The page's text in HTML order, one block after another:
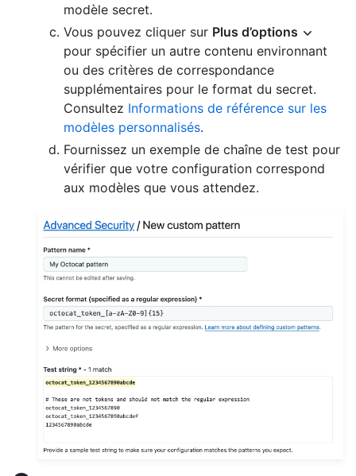
modèle secret.
Vous pouvez cliquer sur Plus d’options
pour spécifier un autre contenu environnant
ou des critères de correspondance
supplémentaires pour le format du secret.
Consultez Informations de référence sur les
modèles personnalisés.
Fournissez un exemple de chaîne de test pour
vérifier que votre configuration correspond
aux modèles que vous attendez.